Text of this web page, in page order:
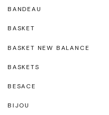
BANDEAU
BASKET
BASKET NEW BALANCE
BASKETS
BESACE
BIJOU